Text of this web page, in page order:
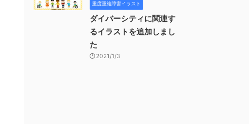
重度重複障害イラスト
ダイバーシティに関連す
るイラストを追加しまし
た
2021/1/3